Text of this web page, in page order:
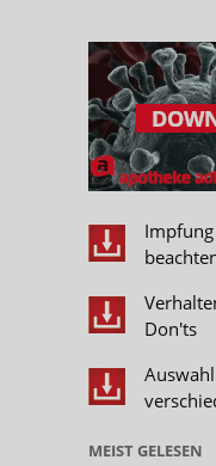
Don'ts
MEIST GELESEN